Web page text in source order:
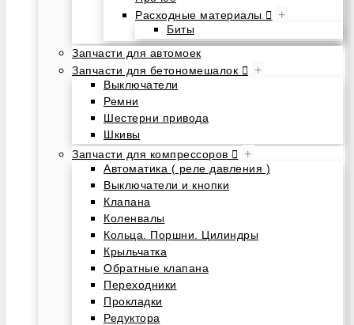
Расходные материалы
+
Биты
Запчасти для автомоек
Запчасти для бетономешалок
+
Выключатели
Ремни
Шестерни привода
Шкивы
Запчасти для компрессоров
+
Автоматика ( реле давления )
Выключатели и кнопки
Клапана
Коленвалы
Кольца. Поршни. Цилиндры
Крыльчатка
Обратные клапана
Переходники
Прокладки
Редуктора